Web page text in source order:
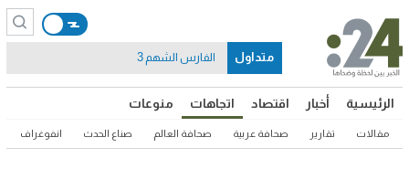
الرئيسية أخبار اقتصاد اتجاهات
مقالات تقارير صحافة عربية صحافة العالم صناع الحدث انفوغراف
منوعات
متداول الفارس الشهم 3